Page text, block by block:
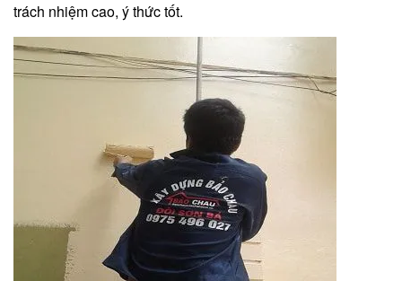
trách nhiệm cao, ý thức tốt.